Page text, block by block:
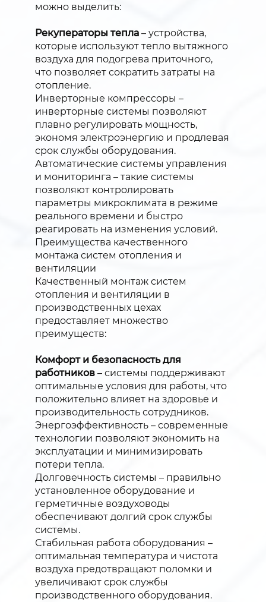
можно выделить:
Рекуператоры тепла – устройства,
которые используют тепло вытяжного
воздуха для подогрева приточного,
что позволяет сократить затраты на
отопление.
Инверторные компрессоры –
инверторные системы позволяют
плавно регулировать мощность,
экономя электроэнергию и продлевая
срок службы оборудования.
Автоматические системы управления
и мониторинга – такие системы
позволяют контролировать
параметры микроклимата в режиме
реального времени и быстро
реагировать на изменения условий.
Преимущества качественного
монтажа систем отопления и
вентиляции
Качественный монтаж систем
отопления и вентиляции в
производственных цехах
предоставляет множество
преимуществ:
Комфорт и безопасность для
работников – системы поддерживают
оптимальные условия для работы, что
положительно влияет на здоровье и
производительность сотрудников.
Энергоэффективность – современные
технологии позволяют экономить на
эксплуатации и минимизировать
потери тепла.
Долговечность системы – правильно
установленное оборудование и
герметичные воздуховоды
обеспечивают долгий срок службы
системы.
Стабильная работа оборудования –
оптимальная температура и чистота
воздуха предотвращают поломки и
увеличивают срок службы
производственного оборудования.